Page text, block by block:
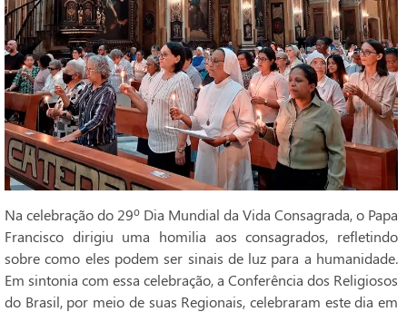
Na celebração do 29º Dia Mundial da Vida Consagrada, o Papa
Francisco dirigiu uma homilia aos consagrados, refletindo
sobre como eles podem ser sinais de luz para a humanidade.
Em sintonia com essa celebração, a Conferência dos Religiosos
do Brasil, por meio de suas Regionais, celebraram este dia em